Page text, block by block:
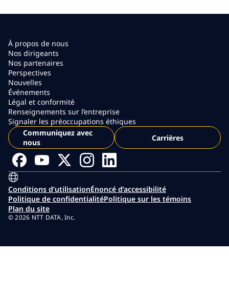
À propos de nous
Nos dirigeants
Nos partenaires
Perspectives
Nouvelles
Événements
Légal et conformité
Renseignements sur l’entreprise
Signaler les préoccupations éthiques
Communiquez avec
nous
Carrières
Conditions d’utilisationÉnoncé d’accessibilité
Politique de confidentialitéPolitique sur les témoins
Plan du site
© 2026 NTT DATA, Inc.